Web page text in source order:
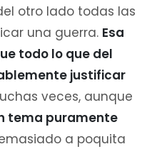
otro lado todas las
una guerra. Esa
todo lo que del
justificar
veces, aunque
tema puramente
a poquita